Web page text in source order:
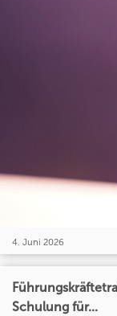
4. Juni 2026
Schulung für...